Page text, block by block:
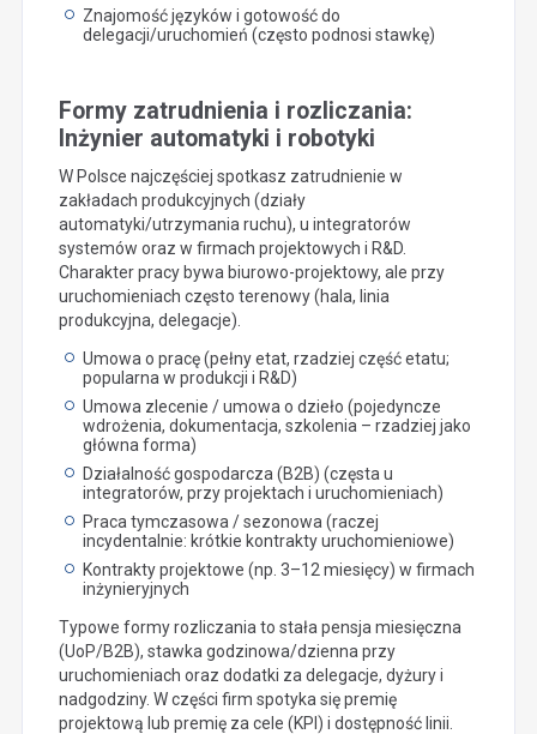
Znajomość języków i gotowość do
delegacji/uruchomień (często podnosi stawkę)
Formy zatrudnienia i rozliczania:
Inżynier automatyki i robotyki
W Polsce najczęściej spotkasz zatrudnienie w
zakładach produkcyjnych (działy
automatyki/utrzymania ruchu), u integratorów
systemów oraz w firmach projektowych i R&D.
Charakter pracy bywa biurowo-projektowy, ale przy
uruchomieniach często terenowy (hala, linia
produkcyjna, delegacje).
Umowa o pracę (pełny etat, rzadziej część etatu;
popularna w produkcji i R&D)
Umowa zlecenie / umowa o dzieło (pojedyncze
wdrożenia, dokumentacja, szkolenia – rzadziej jako
główna forma)
Działalność gospodarcza (B2B) (częsta u
integratorów, przy projektach i uruchomieniach)
Praca tymczasowa / sezonowa (raczej
incydentalnie: krótkie kontrakty uruchomieniowe)
Kontrakty projektowe (np. 3–12 miesięcy) w firmach
inżynieryjnych
Typowe formy rozliczania to stała pensja miesięczna
(UoP/B2B), stawka godzinowa/dzienna przy
uruchomieniach oraz dodatki za delegacje, dyżury i
nadgodziny. W części firm spotyka się premię
projektową lub premię za cele (KPI) i dostępność linii.